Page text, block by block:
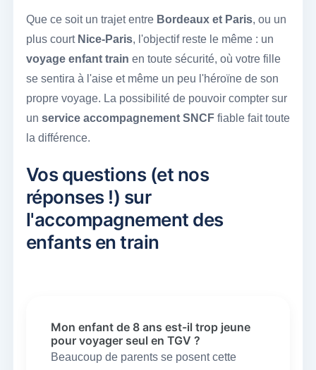
Que ce soit un trajet entre Bordeaux et Paris, ou un
plus court Nice-Paris, l'objectif reste le même : un
voyage enfant train en toute sécurité, où votre fille
se sentira à l'aise et même un peu l'héroïne de son
propre voyage. La possibilité de pouvoir compter sur
un service accompagnement SNCFfiable fait toute
la différence.
Vos questions (et nos
réponses !) sur
l'accompagnement des
enfants en train
Mon enfant de 8 ans est-il trop jeune
pour voyager seul en TGV ?
Beaucoup de parents se posent cette